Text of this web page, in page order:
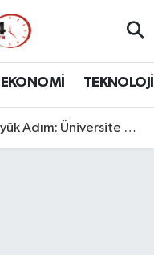
EKONOMİ TEKNOLOJİ
Bağlantı Etabı Tamamlandı